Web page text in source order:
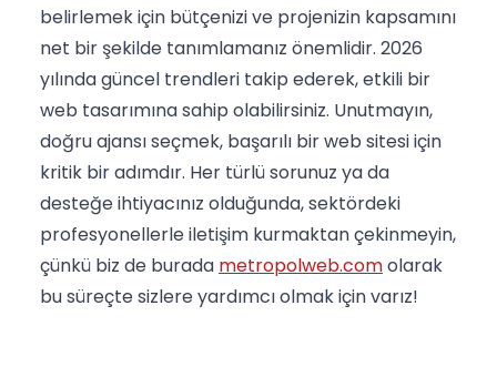
belirlemek için bütçenizi ve projenizin kapsamını
net bir şekilde tanımlamanız önemlidir. 2026
yılında güncel trendleri takip ederek, etkili bir
web tasarımına sahip olabilirsiniz. Unutmayın,
doğru ajansı seçmek, başarılı bir web sitesi için
kritik bir adımdır. Her türlü sorunuz ya da
desteğe ihtiyacınız olduğunda, sektördeki
profesyonellerle iletişim kurmaktan çekinmeyin,
çünkü biz de burada metropolweb.comolarak
bu süreçte sizlere yardımcı olmak için varız!